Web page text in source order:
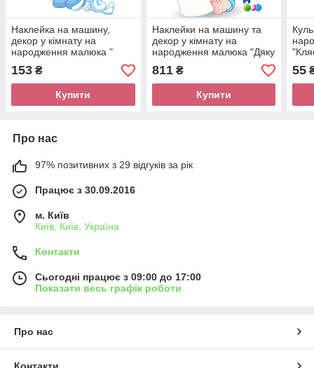
Наклейка на машину,
декор у кімнату на
народження малюка "
Хлопчик" (карапуз),
розмір: 21 * 30 см.
153 ₴
Купити
Наклейки на машину та
декор у кімнату на
народження малюка "Дяку
за сину", "Народився син
",," Ура, я тато"
811₴
Купити
55
Про нас
97% позитивних з 29 відгуків за рік
Працює з 30.09.2016
м. Київ
Київ, Київ, Україна
Контакти
Сьогодні працює з 09:00 до 17:00
Показати весь графік роботи
Про нас